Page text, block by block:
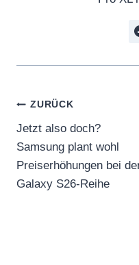
ZURÜCK
Jetzt also doch?
Samsung plant wohl
Preiserhöhungen bei
Galaxy S26-Reihe